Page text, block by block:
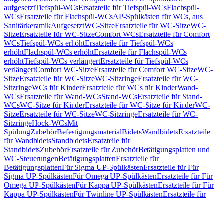
aufgesetztTiefspül-WCsErsatzteile für Tiefspül-WCsFlachspül-
WCsErsatzteile für Flachspül-WCsAP-Spülkästen für WCs, aus
SanitärkeramikAufgesetztWC-SitzeErsatzteile für WC-SitzeWC-
SitzeErsatzteile für WC-SitzeComfort WCsErsatzteile für Comfort
WCsTiefspül-WCs erhöhtErsatzteile für Tiefspül-WCs
erhöhtFlachspül-WCs erhöhtErsatzteile für Flachspül-WCs
erhöhtTiefspül-WCs verlängertErsatzteile für Tiefspül-WCs
verlängertComfort WC-SitzeErsatzteile für Comfort WC-SitzeWC-
SitzeErsatzteile für WC-SitzeWC-SitzringeErsatzteile für WC-
SitzringeWCs für KinderErsatzteile für WCs für KinderWand-
WCsErsatzteile für Wand-WCsStand-WCsErsatzteile für Stand-
WCsWC-Sitze für KinderErsatzteile für WC-Sitze für KinderWC-
SitzeErsatzteile für WC-SitzeWC-SitzringeErsatzteile für WC-
SitzringeHock-WCsMit
SpülungZubehörBefestigungsmaterialBidetsWandbidetsErsatzteile
für WandbidetsStandbidetsErsatzteile für
StandbidetsZubehörErsatzteile für ZubehörBetätigungsplatten und
WC-SteuerungenBetätigungsplattenErsatzteile für
BetätigungsplattenFür Sigma UP-SpülkästenErsatzteile für Für
Sigma UP-SpülkästenFür Omega UP-SpülkästenErsatzteile für Für
Omega UP-SpülkästenFür Kappa UP-SpülkästenErsatzteile für Für
Kappa UP-SpülkästenFür Twinline UP-SpülkästenErsatzteile für